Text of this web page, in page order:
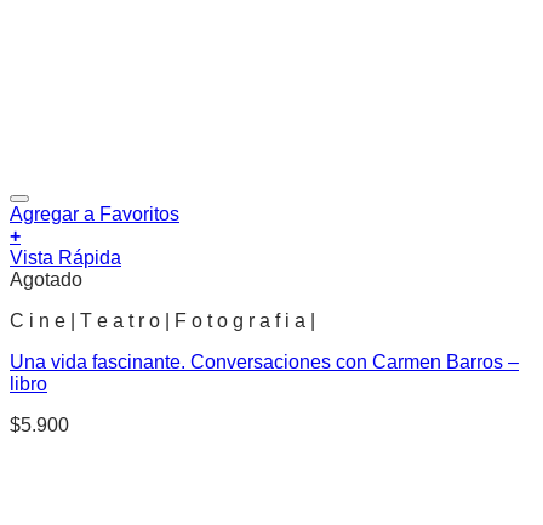
Agregar a Favoritos
+
Vista Rápida
Agotado
C i n e | T e a t r o | F o t o g r a f i a |
Una vida fascinante. Conversaciones con Carmen Barros –
libro
$5.900